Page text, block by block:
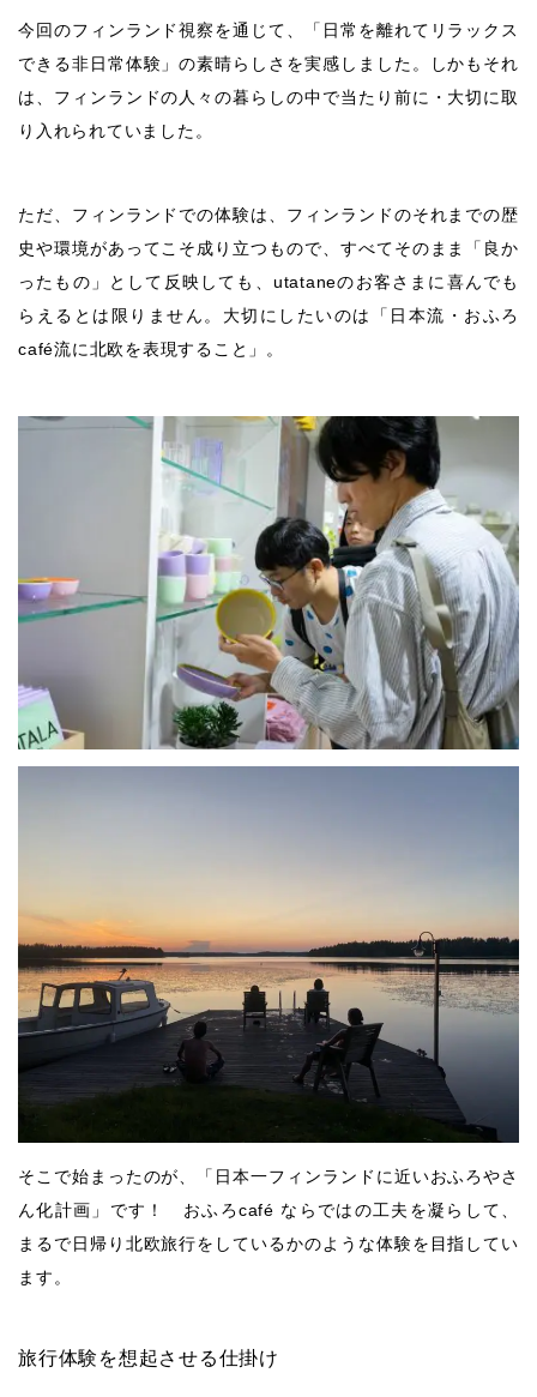
今回のフィンランド視察を通じて、「日常を離れてリラックス
できる非日常体験」の素晴らしさを実感しました。しかもそれ
は、フィンランドの人々の暮らしの中で当たり前に・大切に取
り入れられていました。
ただ、フィンランドでの体験は、フィンランドのそれまでの歴
史や環境があってこそ成り立つもので、すべてそのまま「良か
ったもの」として反映しても、utataneのお客さまに喜んでも
らえるとは限りません。大切にしたいのは「日本流・おふろ
café流に北欧を表現すること」。
そこで始まったのが、「日本一フィンランドに近いおふろやさ
ん化計画」です！ おふろcafé ならではの工夫を凝らして、
まるで日帰り北欧旅行をしているかのような体験を目指してい
ます。
旅行体験を想起させる仕掛け